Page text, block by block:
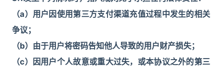
（a）用户因使用第三方支付渠道充值过程中发生的相关
争议；
（b）由于用户将密码告知他人导致的用户财产损失；
（c）因用户个人故意或重大过失，或本协议之外的第三